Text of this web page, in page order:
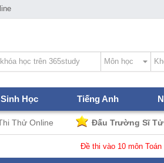
Sinh Học Tiếng Anh
Thử Online Đấu Trường Sĩ Tử
Đề thi vào 10 môn Toán